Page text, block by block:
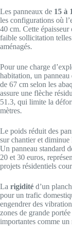
Les panneaux de 15 à
les configurations où
40 cm. Cette
faible sollicitation
aménagés.
Pour une charge
habitation, un
de 67 cm selon les
assure une flèche
51.3, qui limite la
mètres.
Le poids réduit des
sur chantier et diminue
Un panneau standard
20 et 30 euros,
projets résidentiels
La rigidité d’un
pour un trafic
engendrer des
zones de grande
importantes comme